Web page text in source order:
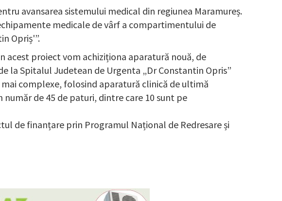
avansarea sistemului medical din regiunea Maramureș.
medicale de vârf a compartimentului de
Opriș'”.
acest proiect vom achiziționa aparatură nouă, de
la Spitalul Judetean de Urgenta „Dr Constantin Opris”
complexe, folosind aparatură clinică de ultimă
de 45 de paturi, dintre care 10 sunt pe
de finanțare prin Programul Național de Redresare și